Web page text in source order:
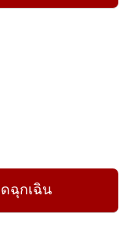
ฉุกเฉิน